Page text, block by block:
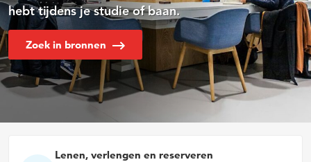
hebt tijdens je studie of baan.
Zoek in bronnen
Lenen, verlengen en reserveren